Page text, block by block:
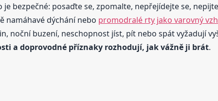
bezpečné: posaďte se, zpomalte, nepřejídejte se,
namáhavé dýchání nebo promodralé rty jako varovný
noční buzení, neschopnost jíst, pít nebo spát vyžadují
a doprovodné příznaky rozhodují, jak vážně ji brát.